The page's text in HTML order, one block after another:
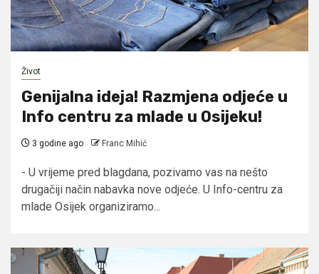
Život
Genijalna ideja! Razmjena odjeće u
Info centru za mlade u Osijeku!
3 godine ago Franc Mihić
- U vrijeme pred blagdana, pozivamo vas na nešto
drugačiji način nabavka nove odjeće. U Info-centru za
mlade Osijek organiziramo...